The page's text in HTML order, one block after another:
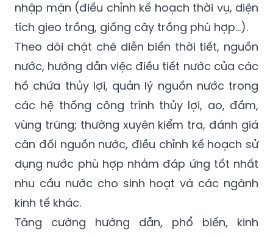
dẫn, hỗ trợ các địa phương thực hiện các
giải pháp phòng, chống, hạn hán và xâm
nhập mặn (điều chỉnh kế hoạch thời vụ, diện
tích gieo trồng, giống cây trồng phù hợp...).
Theo dõi chặt chẽ diễn biến thời tiết, nguồn
nước, hướng dẫn việc điều tiết nước của các
hồ chứa thủy lợi, quản lý nguồn nước trong
các hệ thống công trình thủy lợi, ao, đầm,
vùng trũng; thường xuyên kiểm tra, đánh giá
cân đối nguồn nước, điều chỉnh kế hoạch sử
dụng nước phù hợp nhằm đáp ứng tốt nhất
nhu cầu nước cho sinh hoạt và các ngành